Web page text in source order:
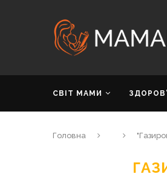
СВІТ МАМИ
Головна